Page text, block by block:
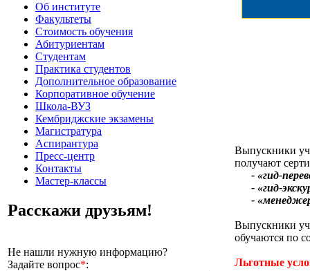
Об институте
Факультеты
Стоимость обучения
Абитуриентам
Студентам
Практика студентов
Дополнительное образование
Корпоративное обучение
Школа-ВУЗ
Кембриджские экзамены
Магистратура
Аспирантура
Пресс-центр
Контакты
Мастер-классы
Расскажи друзьям!
Не нашли нужную информацию?
Задайте вопрос*:
Выпускники
получают
- «гид-
- «гид-
- «менеджер
Выпускники
обучаются по
Льготные